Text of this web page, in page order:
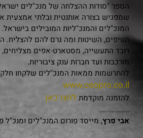
הספר "סודות ההצלחה של מנכ"לים
המנכ"לים והמנכ"ליות המובילים בישראל.
הטיפים, השיטות ומה גרם להם להצליח.
רובד התעשייה, מסטארט-אפים מצליחים,
מורכבות ועד חברות ענק ציבוריות.
להתרשמות ממאות המנכ"לים שלקחו
www.ceopro.co.il
להזמנה מוקדמת לחצו כאן
...............
אבי פרץ, מייסד פורום המנכ"לים ומנכ"ל